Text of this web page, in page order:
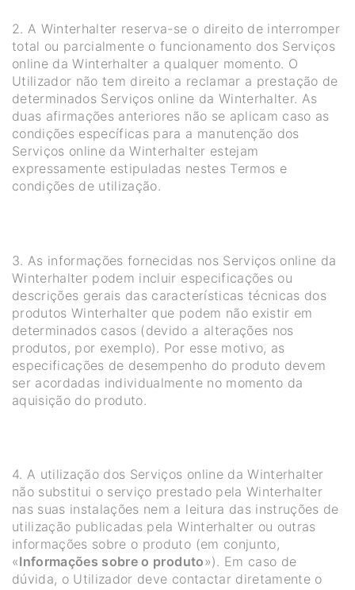
2. A Winterhalter reserva-se o direito de interromper
total ou parcialmente o funcionamento dos Serviços
online da Winterhalter a qualquer momento. O
Utilizador não tem direito a reclamar a prestação de
determinados Serviços online da Winterhalter. As
duas afirmações anteriores não se aplicam caso as
condições específicas para a manutenção dos
Serviços online da Winterhalter estejam
expressamente estipuladas nestes Termos e
condições de utilização.
3. As informações fornecidas nos Serviços online da
Winterhalter podem incluir especificações ou
descrições gerais das características técnicas dos
produtos Winterhalter que podem não existir em
determinados casos (devido a alterações nos
produtos, por exemplo). Por esse motivo, as
especificações de desempenho do produto devem
ser acordadas individualmente no momento da
aquisição do produto.
4. A utilização dos Serviços online da Winterhalter
não substitui o serviço prestado pela Winterhalter
nas suas instalações nem a leitura das instruções de
utilização publicadas pela Winterhalter ou outras
informações sobre o produto (em conjunto,
«Informações sobre o produto»). Em caso de
dúvida, o Utilizador deve contactar diretamente o